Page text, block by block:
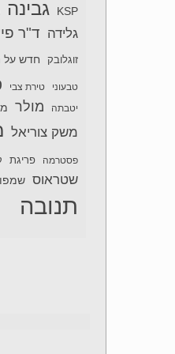
KSP גבינה
גלידה ד"ר
זוגלובק חדש על
טבעוני טירת צבי
יטבתה מולר
משק צוריאל
פסטרמה פריגת
שטראוס שמפו
תנובה